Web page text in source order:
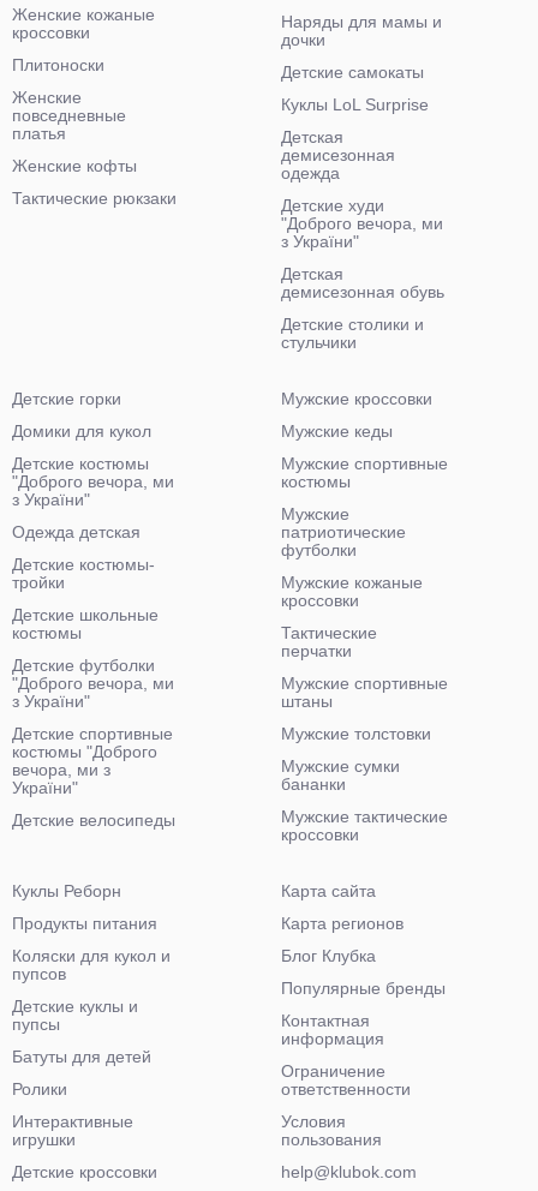
Женские кожаные
кроссовки
Плитоноски
Женские
повседневные
платья
Женские кофты
Тактические рюкзаки
Наряды для мамы и
дочки
Детские самокаты
Куклы LoL Surprise
Детская
демисезонная
одежда
Детские худи
"Доброго вечора, ми
з України"
Детская
демисезонная обувь
Детские столики и
стульчики
Детские горки
Домики для кукол
Детские костюмы
"Доброго вечора, ми
з України"
Одежда детская
Детские костюмы-
тройки
Детские школьные
костюмы
Детские футболки
"Доброго вечора, ми
з України"
Детские спортивные
костюмы "Доброго
вечора, ми з
України"
Детские велосипеды
Мужские кроссовки
Мужские кеды
Мужские спортивные
костюмы
Мужские
патриотические
футболки
Мужские кожаные
кроссовки
Тактические
перчатки
Мужские спортивные
штаны
Мужские толстовки
Мужские сумки
бананки
Мужские тактические
кроссовки
Куклы Реборн
Продукты питания
Коляски для кукол и
пупсов
Детские куклы и
пупсы
Батуты для детей
Ролики
Интерактивные
игрушки
Детские кроссовки
Карта сайта
Карта регионов
Блог Клубка
Популярные бренды
Контактная
информация
Ограничение
ответственности
Условия
пользования
help@klubok.com